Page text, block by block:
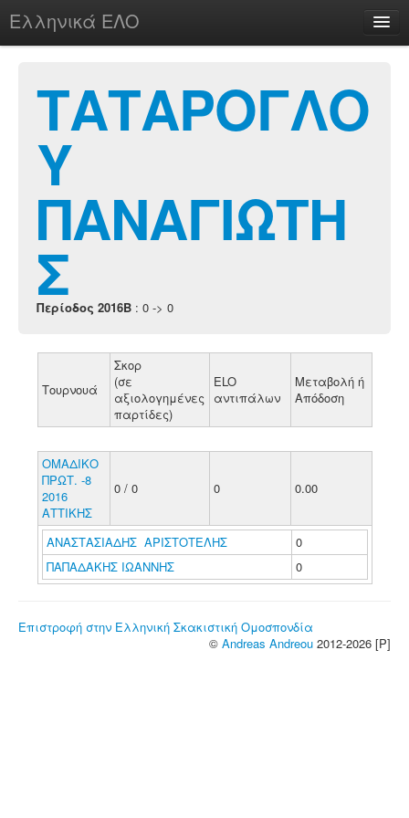
Ελληνικά ΕΛΟ
chesstu.be @ discord
ΤΑΤΑΡΟΓΛΟ
Υ
ΠΑΝΑΓΙΩΤΗ
Σ
Περίοδος 2016B : 0 -> 0
Τουρνουά
Σκορ
(σε
αξιολογημένες
παρτίδες)
ELO
αντιπάλων
Μεταβολή ή
Απόδοση
ΟΜΑΔΙΚΟ
ΠΡΩΤ. -8
2016
ΑΤΤΙΚΗΣ
0 / 0 0 0.00
ΑΝΑΣΤΑΣΙΑΔΗΣ ΑΡΙΣΤΟΤΕΛΗΣ
0
ΠΑΠΑΔΑΚΗΣ ΙΩΑΝΝΗΣ
0
Επιστροφή στην Ελληνική Σκακιστική Ομοσπονδία
© Andreas Andreou 2012-2026 [P]